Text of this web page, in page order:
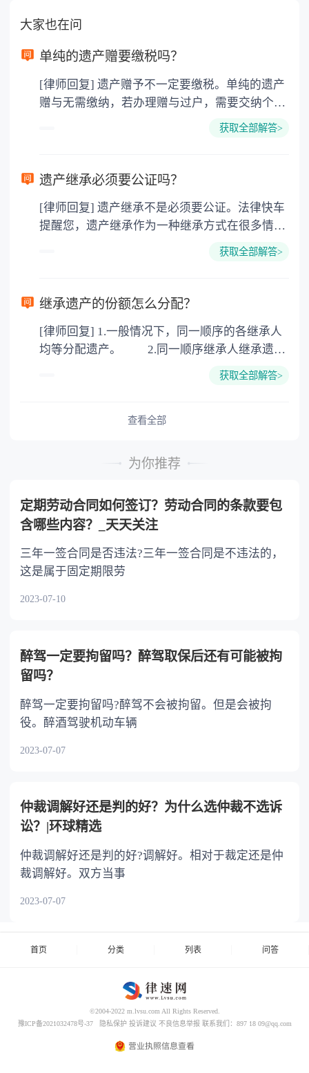
大家也在问
单纯的遗产赠要缴税吗？
[律师回复] 遗产赠予不一定要缴税。单纯的遗产
赠与无需缴纳，若办理赠与过户，需要交纳个人
所得税、契税和公证费。赠与过户是没有增值税
要缴纳公证费，具体如下： 1. 公证费：按房
3. 印花税：按房屋评估价的0.05%缴纳 4. 土
地增值税：按房价1%缴纳 5. 房屋产权登记费：
获取全部解答>
遗产继承必须要公证吗？
[律师回复] 遗产继承不是必须要公证。法律快车
提醒您，遗产继承作为一种继承方式在很多情况
下都是不需要公证的，当然，如果需要公正的也
以防对财产继承发生纠纷，可以对遗产继承进行
公证。
获取全部解答>
继承遗产的份额怎么分配？
[律师回复] 1.一般情况下，同一顺序的各继承人
均等分配遗产。 2.同一顺序继承人继承遗产
或者与被继承人共同生活的继承人，分配遗产
的继承人，不尽扶养义务的，分配遗产时，应当
获取全部解答>
查看全部
为你推荐
定期劳动合同如何签订？劳动合同的条款要包
含哪些内容？_天天关注
三年一签合同是否违法?三年一签合同是不违法的，
这是属于固定期限劳
2023-07-10
醉驾一定要拘留吗？醉驾取保后还有可能被拘
留吗？
醉驾一定要拘留吗?醉驾不会被拘留。但是会被拘
役。醉酒驾驶机动车辆
2023-07-07
仲裁调解好还是判的好？为什么选仲裁不选诉
讼？|环球精选
仲裁调解好还是判的好?调解好。相对于裁定还是仲
裁调解好。双方当事
2023-07-07
首页 分类 列表 问答
©2004-2022 m.lvsu.com All Rights Reserved.
豫ICP备2021032478号-37
隐私保护 投诉建议 不良信息举报 联系我们：897 18 09@qq.com